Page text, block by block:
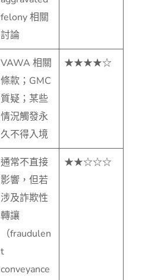
felony 相關
討論
VAWA 相關
條款；GMC
質疑；某些
情況觸發永
久不得入境
★★★★☆
通常不直接
影響，但若
涉及詐欺性
轉讓
（fraudulen
t
conveyance
★★☆☆☆